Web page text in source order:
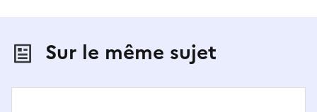
Sur le même sujet